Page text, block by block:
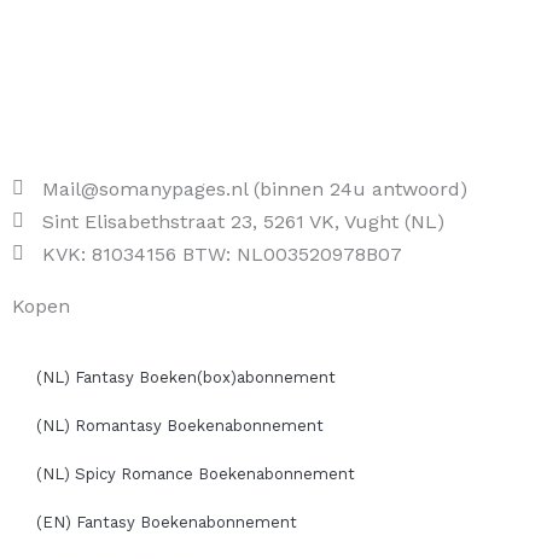
Mail@somanypages.nl (binnen 24u antwoord)
Sint Elisabethstraat 23, 5261 VK, Vught (NL)
KVK: 81034156 BTW: NL003520978B07
Kopen
(NL) Fantasy Boeken(box)abonnement
(NL) Romantasy Boekenabonnement
(NL) Spicy Romance Boekenabonnement
(EN) Fantasy Boekenabonnement